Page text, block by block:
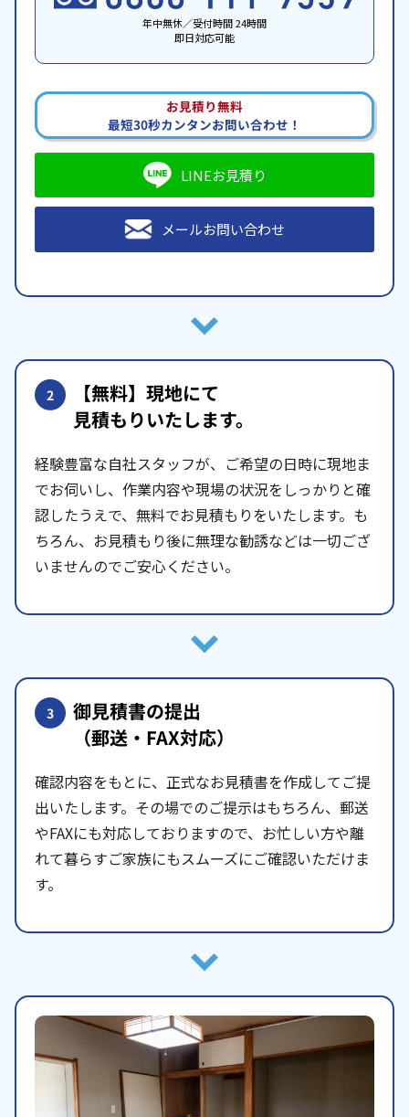
年中無休／受付時間 24時間
即日対応可能
お見積り無料
最短30秒カンタンお問い合わせ！
LINEお見積り
メールお問い合わせ
2 【無料】現地にて
見積もりいたします。
経験豊富な自社スタッフが、ご希望の日時に現地ま
でお伺いし、作業内容や現場の状況をしっかりと確
認したうえで、無料でお見積もりをいたします。も
ちろん、お見積もり後に無理な勧誘などは一切ござ
いませんのでご安心ください。
3 御見積書の提出
（郵送・FAX対応）
確認内容をもとに、正式なお見積書を作成してご提
出いたします。その場でのご提示はもちろん、郵送
やFAXにも対応しておりますので、お忙しい方や離
れて暮らすご家族にもスムーズにご確認いただけま
す。